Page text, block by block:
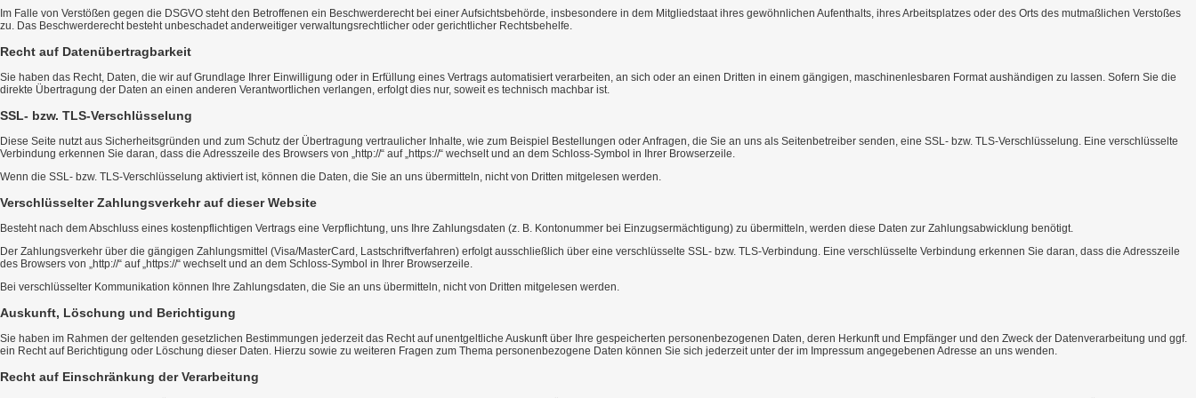
Im Falle von Verstößen gegen die DSGVO steht den Betroffenen ein Beschwerderecht bei einer Aufsichtsbehörde, insbesondere in dem Mitgliedstaat ihres gewöhnlichen Aufenthalts, ihres Arbeitsplatzes oder des Orts des mutmaßlichen Verstoßes
zu. Das Beschwerderecht besteht unbeschadet anderweitiger verwaltungsrechtlicher oder gerichtlicher Rechtsbehelfe.
Recht auf Daten­übertrag­barkeit
Sie haben das Recht, Daten, die wir auf Grundlage Ihrer Einwilligung oder in Erfüllung eines Vertrags automatisiert verarbeiten, an sich oder an einen Dritten in einem gängigen, maschinenlesbaren Format aushändigen zu lassen. Sofern Sie die
direkte Übertragung der Daten an einen anderen Verantwortlichen verlangen, erfolgt dies nur, soweit es technisch machbar ist.
SSL- bzw. TLS-Verschlüsselung
Diese Seite nutzt aus Sicherheitsgründen und zum Schutz der Übertragung vertraulicher Inhalte, wie zum Beispiel Bestellungen oder Anfragen, die Sie an uns als Seitenbetreiber senden, eine SSL- bzw. TLS-Verschlüsselung. Eine verschlüsselte
Verbindung erkennen Sie daran, dass die Adresszeile des Browsers von „http://“ auf „https://“ wechselt und an dem Schloss-Symbol in Ihrer Browserzeile.
Wenn die SSL- bzw. TLS-Verschlüsselung aktiviert ist, können die Daten, die Sie an uns übermitteln, nicht von Dritten mitgelesen werden.
Verschlüsselter Zahlungsverkehr auf dieser Website
Besteht nach dem Abschluss eines kostenpflichtigen Vertrags eine Verpflichtung, uns Ihre Zahlungsdaten (z. B. Kontonummer bei Einzugsermächtigung) zu übermitteln, werden diese Daten zur Zahlungsabwicklung benötigt.
Der Zahlungsverkehr über die gängigen Zahlungsmittel (Visa/MasterCard, Lastschriftverfahren) erfolgt ausschließlich über eine verschlüsselte SSL- bzw. TLS-Verbindung. Eine verschlüsselte Verbindung erkennen Sie daran, dass die Adresszeile
des Browsers von „http://“ auf „https://“ wechselt und an dem Schloss-Symbol in Ihrer Browserzeile.
Bei verschlüsselter Kommunikation können Ihre Zahlungsdaten, die Sie an uns übermitteln, nicht von Dritten mitgelesen werden.
Auskunft, Löschung und Berichtigung
Sie haben im Rahmen der geltenden gesetzlichen Bestimmungen jederzeit das Recht auf unentgeltliche Auskunft über Ihre gespeicherten personenbezogenen Daten, deren Herkunft und Empfänger und den Zweck der Datenverarbeitung und ggf.
ein Recht auf Berichtigung oder Löschung dieser Daten. Hierzu sowie zu weiteren Fragen zum Thema personenbezogene Daten können Sie sich jederzeit unter der im Impressum angegebenen Adresse an uns wenden.
Recht auf Einschränkung der Verarbeitung